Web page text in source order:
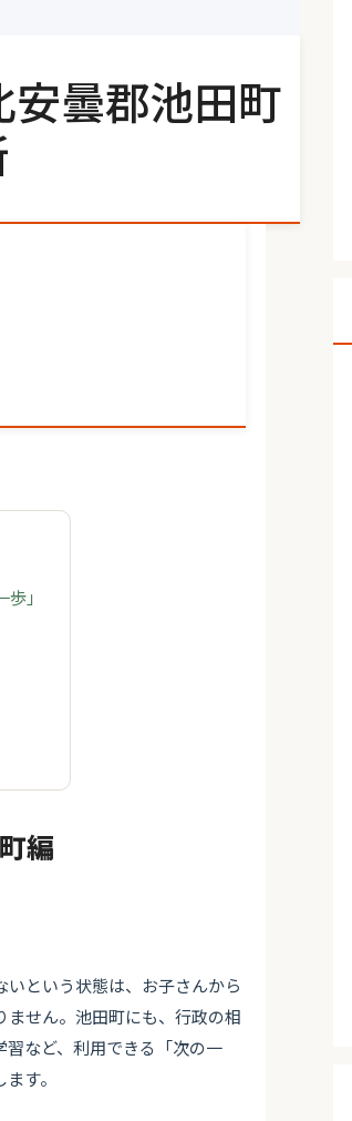
曇郡池田町
」
編
という状態は、お子さんから
せん。池田町にも、行政の相
など、利用できる「次の一
す。